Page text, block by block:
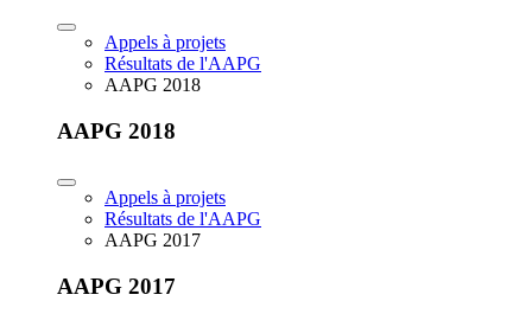
Appels à projets
Résultats de l'AAPG
AAPG 2018
AAPG 2018
Appels à projets
Résultats de l'AAPG
AAPG 2017
AAPG 2017